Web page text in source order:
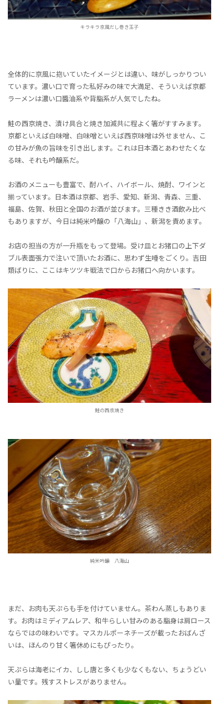
キラキラ京風だし巻き玉子
全体的に京風に抱いていたイメージとは違い、味がしっかりつい
ています。濃い口で育った私好みの味で大満足、そういえば京都
ラーメンは濃い口醬油系や背脂系が人気でしたね。
鮭の西京焼き、漬け具合と焼き加減共に程よく箸がすすみます。
京都といえば白味噌、白味噌といえば西京味噌は外せません、こ
の甘みが魚の旨味を引き出します。これは日本酒とあわせたくな
る味、それも吟醸系だ。
お酒のメニューも豊富で、酎ハイ、ハイボール、焼酎、ワインと
揃っています。日本酒は京都、岩手、愛知、新潟、青森、三重、
福島、佐賀、秋田と全国のお酒が並びます。三種きき酒飲み比べ
もありますが、今日は純米吟醸の「八海山」、新潟を責めます。
お店の担当の方が一升瓶をもって登場。受け皿とお猪口の上下ダ
ブル表面張力で注いで頂いたお酒に、思わず生唾をごくり。吉田
類ばりに、ここはキツツキ戦法で口からお猪口へ向かいます。
鮭の西京焼き
純米吟醸 八海山
まだ、お肉も天ぷらも手を付けていません。茶わん蒸しもありま
す。お肉はミディアムレア、和牛らしい甘みのある脂身は肩ロース
ならではの味わいです。マスカルポーネチーズが載ったおばんざ
いは、ほんのり甘く箸休めにもぴったり。
天ぷらは海老にイカ、しし唐と多くも少なくもない、ちょうどい
い量です。残すストレスがありません。